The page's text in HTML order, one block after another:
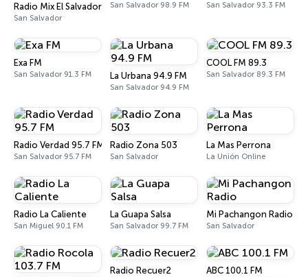
Radio Mix El Salvador
San Salvador
San Salvador 98.9 FM San Salvador 93.3 FM
Exa FM
San Salvador 91.3 FM La Urbana 94.9 FM
San Salvador 94.9 FM
COOL FM 89.3
San Salvador 89.3 FM
Radio Verdad 95.7 FM
San Salvador 95.7 FM
Radio Zona 503
San Salvador
La Mas Perrona
La Unión Online
Radio La Caliente
San Miguel 90.1 FM
La Guapa Salsa
San Salvador 99.7 FM
Mi Pachangon Radio
San Salvador
Radio Recuer2 ABC 100.1 FM